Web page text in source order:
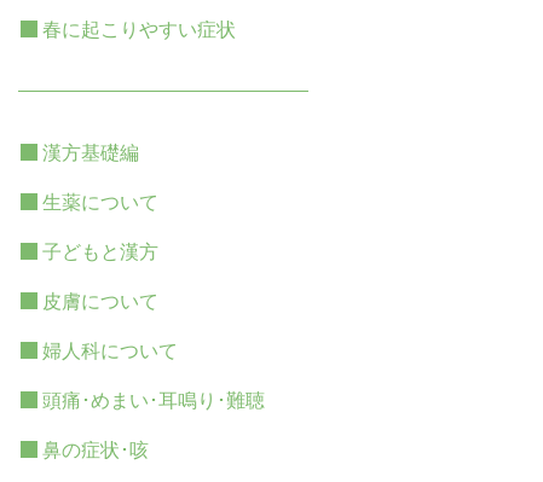
春に起こりやすい症状
漢方基礎編
生薬について
子どもと漢方
皮膚について
婦人科について
頭痛･めまい･耳鳴り･難聴
鼻の症状･咳